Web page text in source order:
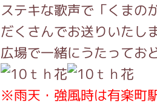
ステキな歌声で「くまの
だくさんでお送りいたし
広場で一緒にうたってお
※雨天・強風時は有楽町